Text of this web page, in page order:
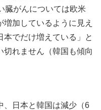
臓がんについては欧米
加しているように見え
本でだけ増えている」と
切れません（韓国も傾向
、日本と韓国は減少（6